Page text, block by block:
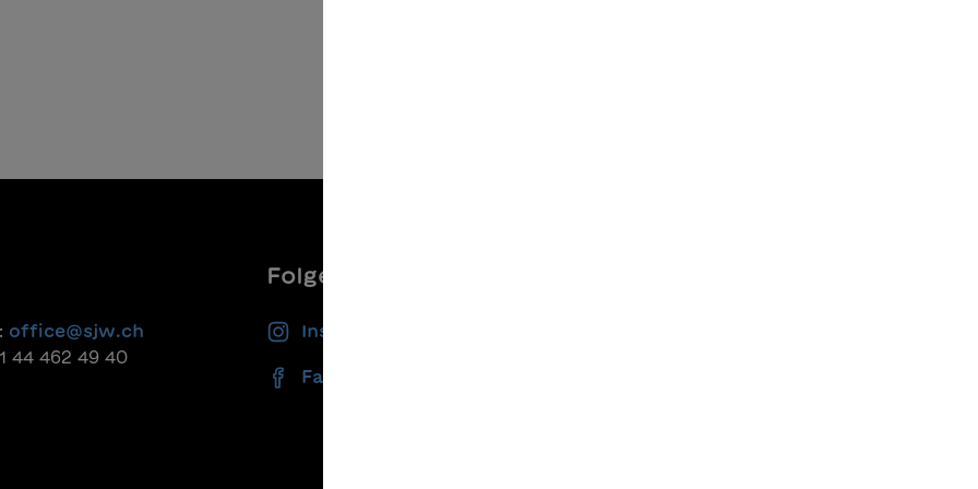
office@sjw.ch
44 462 49 40
Folgen Sie uns
Instagram
Facebook